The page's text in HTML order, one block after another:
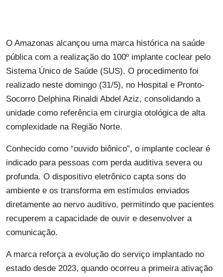
O Amazonas alcançou uma marca histórica na saúde
pública com a realização do 100º implante coclear pelo
Sistema Único de Saúde (SUS). O procedimento foi
realizado neste domingo (31/5), no Hospital e Pronto-
Socorro Delphina Rinaldi Abdel Aziz, consolidando a
unidade como referência em cirurgia otológica de alta
complexidade na Região Norte.
Conhecido como “ouvido biônico”, o implante coclear é
indicado para pessoas com perda auditiva severa ou
profunda. O dispositivo eletrônico capta sons do
ambiente e os transforma em estímulos enviados
diretamente ao nervo auditivo, permitindo que pacientes
recuperem a capacidade de ouvir e desenvolver a
comunicação.
A marca reforça a evolução do serviço implantado no
estado desde 2023, quando ocorreu a primeira ativação